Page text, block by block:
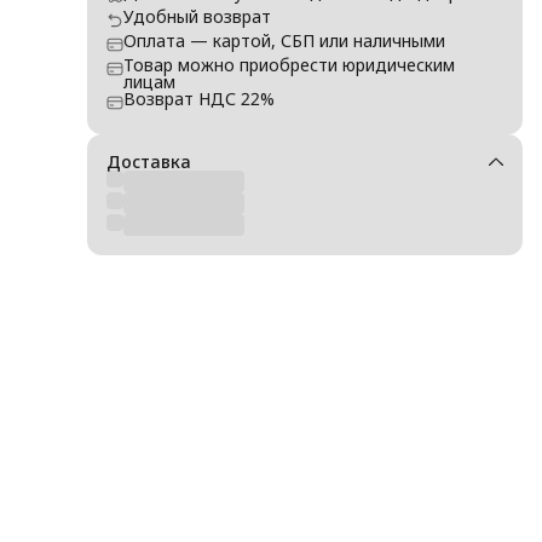
Удобный возврат
Оплата — картой, СБП или наличными
Товар можно приобрести юридическим
лицам
Возврат НДС 22%
Доставка